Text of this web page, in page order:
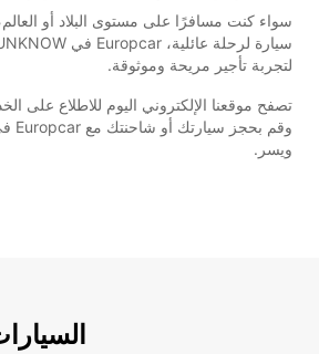
سواء كنت مسافرًا على مستوى البلاد أو
لتجربة تأجير مريحة وموثوقة.
تصفح موقعنا الإلكتروني اليوم للاطلاع على
ويسر.